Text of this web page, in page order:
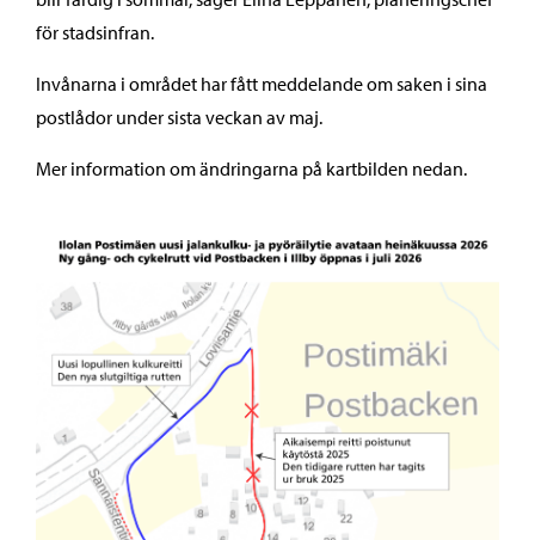
för stadsinfran.
Invånarna i området har fått meddelande om saken i sina
postlådor under sista veckan av maj.
Mer information om ändringarna på kartbilden nedan.